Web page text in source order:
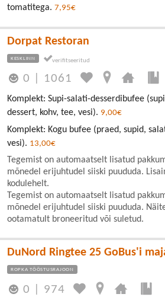
tomatitega. 7,95€
Dorpat Restoran
KESKLINN
0 1061
Komplekt: Supi-salati-desserdibufee
dessert, kohv, tee, vesi). 9,00€
Komplekt: Kogu bufee (praed, supid,
vesi). 13,00€
Tegemist on automaatselt lisatud
mõnedel erijuhtudel siiski puududa.
kodulehelt.
Tegemist on automaatselt lisatud
mõnedel erijuhtudel siiski puududa.
ootamatult broneeritud või suletud.
DuNord Ringtee 25 GoBus'i
ROPKA TÖÖSTUSRAJOON
0 974